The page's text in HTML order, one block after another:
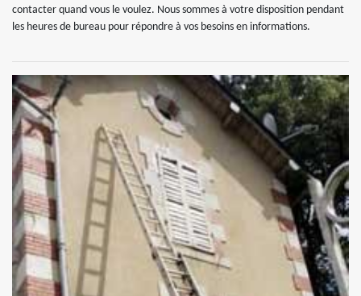
contacter quand vous le voulez. Nous sommes à votre disposition pendant
les heures de bureau pour répondre à vos besoins en informations.